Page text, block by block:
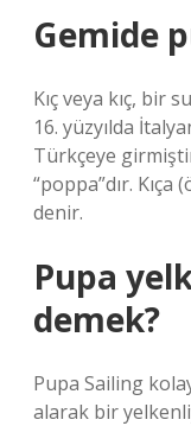
Gemide
Kıç veya kıç, bir
16. yüzyılda
Türkçeye
“poppa”dır.
denir.
Pupa
demek?
Pupa Sailing
alarak bir